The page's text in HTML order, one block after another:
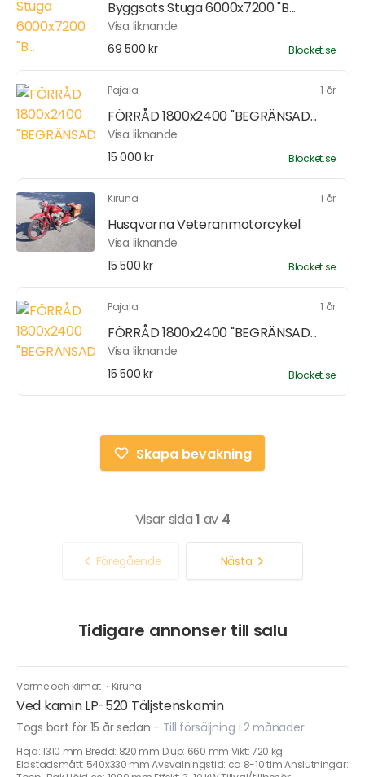
Byggsats Stuga 6000x7200 "B...
Visa liknande
69 500 kr
Blocket.se
Pajala 1 år
FÖRRÅD 1800x2400 "BEGRÄNSAD...
Visa liknande
15 000 kr
Blocket.se
Kiruna 1 år
Husqvarna Veteranmotorcykel
Visa liknande
15 500 kr
Blocket.se
Pajala 1 år
FÖRRÅD 1800x2400 "BEGRÄNSAD...
Visa liknande
15 500 kr
Blocket.se
Skapa bevakning
Visar sida1 av 4
Föregående Nästa
Tidigare annonser till salu
Värme och klimat · Kiruna
Ved kamin LP-520 Täljstenskamin
Togs bort för 15 år sedan - Till försäljning i 2 månader
Höjd: 1310 mm Bredd: 820 mm Djup: 660 mm Vikt: 720 kg
Eldstadsmått: 540x330 mm Avsvalningstid: ca 8-10 tim Anslutningar: